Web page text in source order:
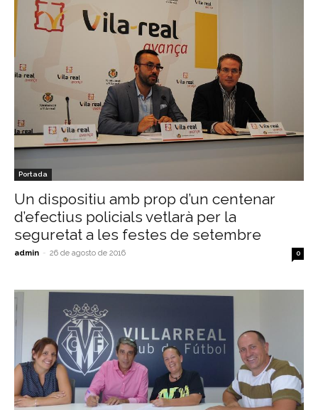
Portada
Un dispositiu amb prop d’un centenar
d’efectius policials vetlarà per la
seguretat a les festes de setembre
admin - 26 de agosto de 2016 0